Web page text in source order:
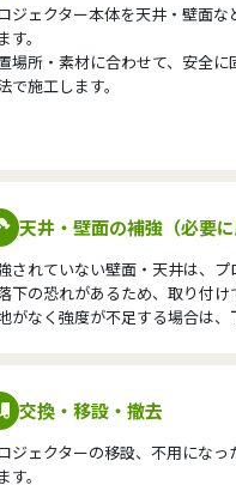
ジェクター本体を天井・壁面な
す。
場所・素材に合わせて、安全に
で施工します。
天井・壁面の補強（必要に
されていない壁面・天井は、
下の恐れがあるため、取り付け
がなく強度が不足する場合は、
交換・移設・撤去
ジェクターの移設、不用にな
す。